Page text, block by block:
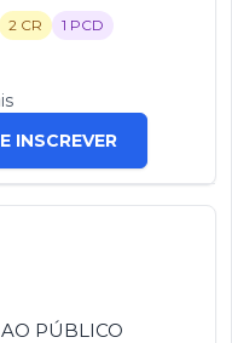
2 CR 1 PCD
INSCREVER
PÚBLICO